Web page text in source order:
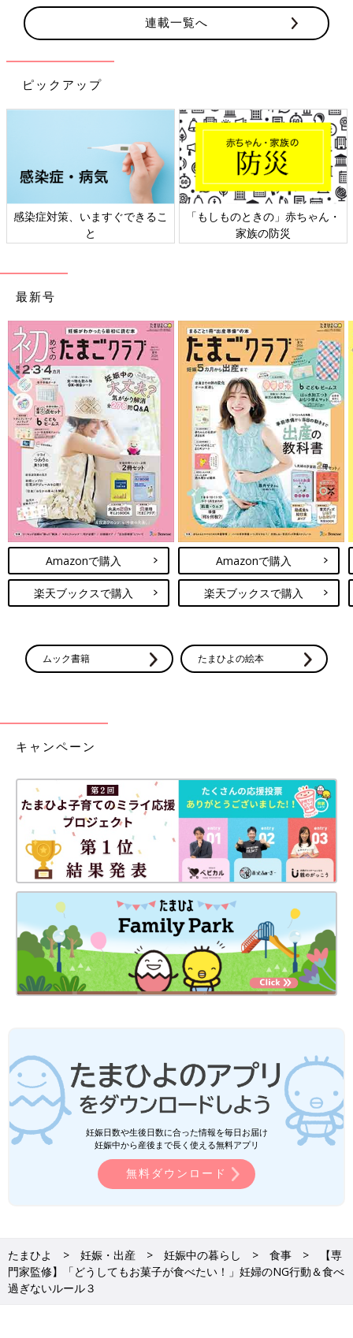
妊娠日数・生後日数に合わせて専門家のアドバイスを毎日お届
け。同じ出産月のママ同士で情報交換したり、励ましあったりで
きる「ルーム」や、写真だけでは伝わらない”できごと”を簡単に
妊娠中におススメの本
最新! 妊娠・出産新百科 (ベネッセ・ムック たまひよブック
ス たまひよ新百科シリーズ)
つわりで胃のムカムカに悩まされたり、体重管理に苦労したり、
妊娠生活は初めての体験の連続ですね。この本は、そんなあなた
の10ヶ月間を応援するために、各妊娠月数ごとに「今すること」
と「注意すること」を徹底解説！
陣痛の乗りきり方や、産後1ヶ
月の赤ちゃんのお世話も写真＆イラストでわかりやすく紹介しま
す。
Amazonで購入
楽天ブックスで購入
連載一覧へ
ピックアップ
感染症対策、いますぐできるこ
と
「もしものときの」赤ちゃん・
家族の防災
最新号
Amazonで購入
楽天ブックスで購入
Amazonで購入
楽天ブックスで購入
ムック書籍 たまひよの絵本
キャンペーン
妊娠日数や生後日数に合った情報を毎日お届け
妊娠中から産後まで長く使える無料アプリ
無料ダウンロード
たまひよ 妊娠・出産 妊娠中の暮らし 食事
【専
門家監修】「どうしてもお菓子が食べたい！」妊婦のNG行動＆食べ
過ぎないルール３